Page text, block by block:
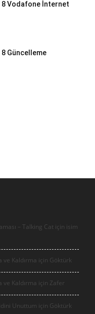
8 Vodafone İnternet
Güncelleme
– Talking Cat için isim
ve Kaldırma için Göktürk
ve Kaldırma için Zafer
Unuttum için Göktürk